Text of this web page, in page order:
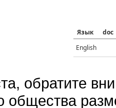
Язык
doc
English
обратите
общества